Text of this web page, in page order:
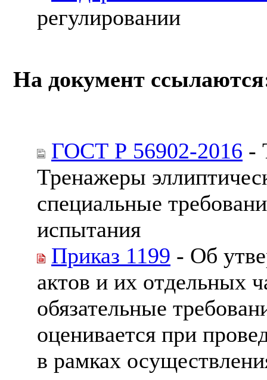
регулировании
На документ
ГОСТ Р 56902-2016 -
Тренажеры
специальные
испытания
Приказ 1199 - Об
актов и их отдельных
обязательные
оценивается при
в рамках